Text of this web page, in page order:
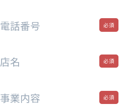
電話番号
店名
事業内容